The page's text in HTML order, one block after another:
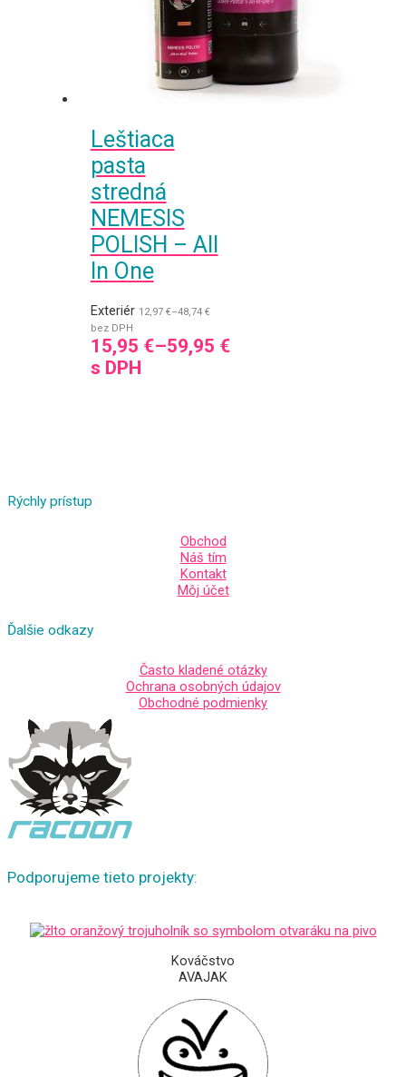
Leštiaca
pasta
stredná
NEMESIS
POLISH – All
In One
Exteriér 12,97 €–48,74 €
bez DPH
15,95 €–59,95 €
s DPH
Rýchly prístup
Obchod
Náš tím
Kontakt
Môj účet
Ďalšie odkazy
Často kladené otázky
Ochrana osobných údajov
Obchodné podmienky
Podporujeme tieto projekty:
Kováčstvo
AVAJAK